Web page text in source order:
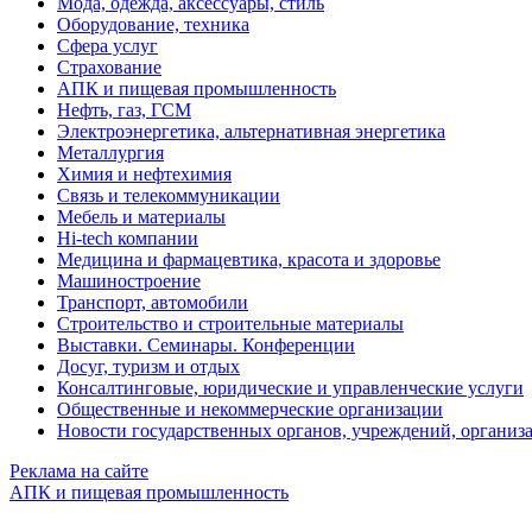
Оборудование, техника
Сфера услуг
Страхование
АПК и пищевая промышленность
Нефть, газ, ГСМ
Электроэнергетика, альтернативная энергетика
Металлургия
Химия и нефтехимия
Связь и телекоммуникации
Мебель и материалы
Hi-tech компании
Медицина и фармацевтика, красота и здоровье
Машиностроение
Транспорт, автомобили
Строительство и строительные материалы
Выставки. Семинары. Конференции
Досуг, туризм и отдых
Консалтинговые, юридические и управленческие услуги
Общественные и некоммерческие организации
Новости государственных органов, учреждений,
Реклама на сайте
АПК и пищевая промышленность